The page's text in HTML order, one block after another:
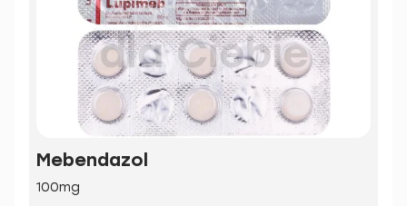
Mebendazol
100mg